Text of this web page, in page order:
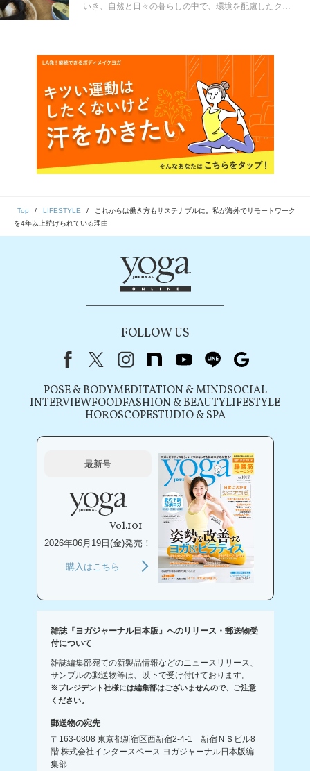
いき、自然と日々の暮らしの中で、環境を配慮したクリ
プラスチック問題」に対する世界の認識はますます強ま
っています。「プラスチックフリー」や｢ノープラ｣とい
うプラスチック製品の使用を削減していこうという言葉
がじわじわと拡がりつつあります。ちょっとした簡単な
工夫で、身近なところから、使い捨てプラスチックの無
駄遣いを減らし、心地よいクリーンな暮らしための「ヒ
ント」をご紹介します。
Top LIFESTYLE
これからは働き方もサステナブルに。私が海外でリモートワーク
を4年以上続けられている理由
FOLLOW US
FacebookX（旧Twitter）
instagram
note youtubeline
POSE & BODYMEDITATION & MINDSOCIAL
INTERVIEWFOODFASHION & BEAUTYLIFESTYLE
HOROSCOPESTUDIO & SPA
最新号
Vol.101
2026年06月19日(金)発売！
購入はこちら
雑誌『ヨガジャーナル日本版』へのリリース・郵送物受
付について
雑誌編集部宛ての新製品情報などのニュースリリース、
サンプルの郵送物等は、以下で受け付けております。
※プレジデント社様には編集部はございませんので、ご注意
ください。
郵送物の宛先
〒163-0808 東京都新宿区西新宿2-4-1 新宿ＮＳビル8
階 株式会社インタースペース ヨガジャーナル日本版編
集部